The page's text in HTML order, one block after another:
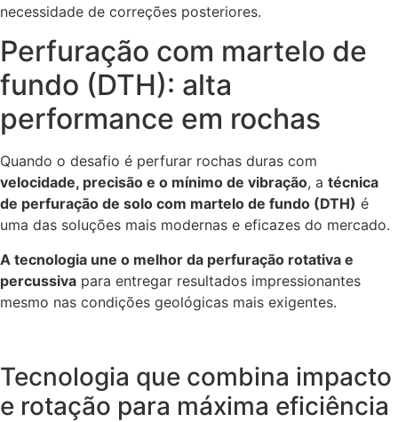
necessidade de correções posteriores.
Perfuração com martelo de
fundo (DTH): alta
performance em rochas
Quando o desafio é perfurar rochas duras com
velocidade, precisão e o mínimo de vibração, a técnica
de perfuração de solo com martelo de fundo (DTH) é
uma das soluções mais modernas e eficazes do mercado.
A tecnologia une o melhor da perfuração rotativa e
percussiva para entregar resultados impressionantes
mesmo nas condições geológicas mais exigentes.
Tecnologia que combina impacto
e rotação para máxima eficiência